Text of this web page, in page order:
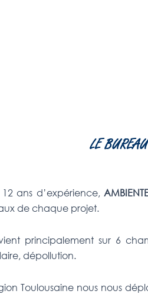
LE
ans d’expérience,
de chaque projet.
principalement sur 6
dépollution.
Toulousaine nous nous